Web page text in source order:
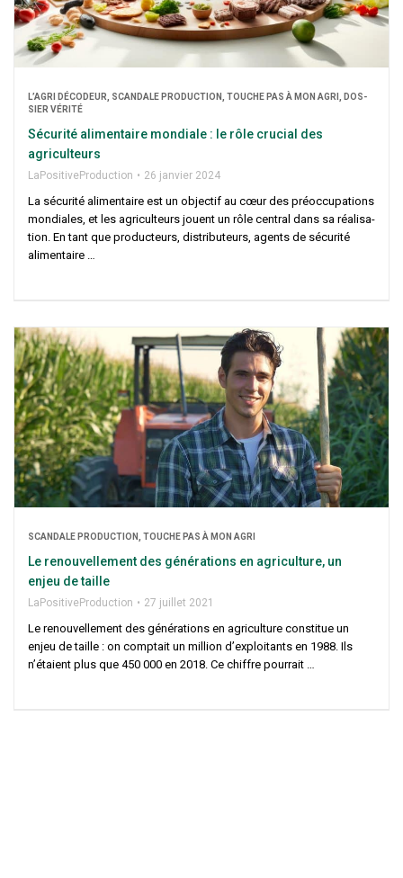
L’A­GRI DÉCO­DEUR, SCAN­DALE PRO­DUC­TION, TOUCHE PAS À MON AGRI, DOS­
SIER VÉRITÉ
Sécu­ri­té ali­men­taire mon­diale : le rôle cru­cial des
agriculteurs
LaPo­si­ti­ve­Pro­duc­tion 26 jan­vier 2024
La sécu­ri­té ali­men­taire est un objec­tif au cœur des pré­oc­cu­pa­tions
mon­diales, et les agri­cul­teurs jouent un rôle cen­tral dans sa réa­li­sa­
tion. En tant que pro­duc­teurs, dis­tri­bu­teurs, agents de sécu­ri­té
alimentaire …
SCAN­DALE PRO­DUC­TION, TOUCHE PAS À MON AGRI
Le renou­vel­le­ment des géné­ra­tions en agri­cul­ture, un
enjeu de taille
LaPo­si­ti­ve­Pro­duc­tion 27 juillet 2021
Le renou­vel­le­ment des géné­ra­tions en agri­cul­ture consti­tue un
enjeu de taille : on comp­tait un mil­lion d’exploitants en 1988. Ils
n’étaient plus que 450 000 en 2018. Ce chiffre pourrait …